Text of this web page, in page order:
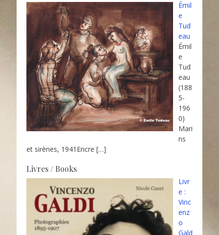
Émil
e
Tud
eau
Émil
e
Tud
eau
(188
5-
196
0)
Mari
ns
et sirènes, 1941Encre […]
Livres / Books
Livr
e :
Vinc
enz
o
Gald